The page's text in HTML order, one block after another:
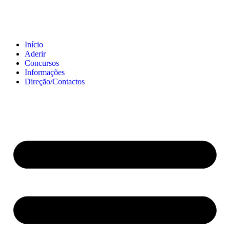
Início
Aderir
Concursos
Informações
Direção/Contactos